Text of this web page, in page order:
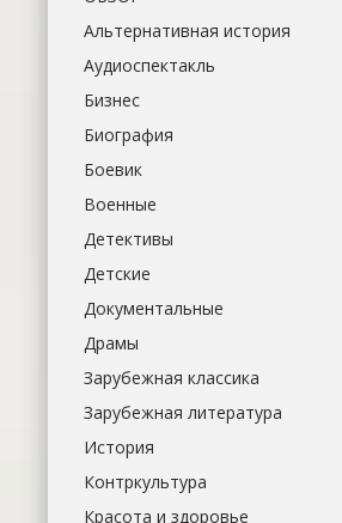
Альтернативная история
Аудиоспектакль
Бизнес
Биография
Боевик
Военные
Детективы
Детские
Документальные
Драмы
Зарубежная классика
Зарубежная литература
История
Контркультура
Красота и здоровье